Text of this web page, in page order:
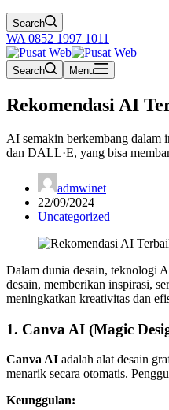
Search
WA 0852 1997 1011
Search Menu
Rekomendasi AI
AI semakin berkembang dalam
dan DALL·E, yang bisa
admwinet
22/09/2024
Uncategorized
Dalam dunia desain, teknologi
desain, memberikan inspirasi,
meningkatkan kreativitas dan
1. Canva AI (Magic
Canva AI adalah alat desain
menarik secara otomatis.
Keunggulan: